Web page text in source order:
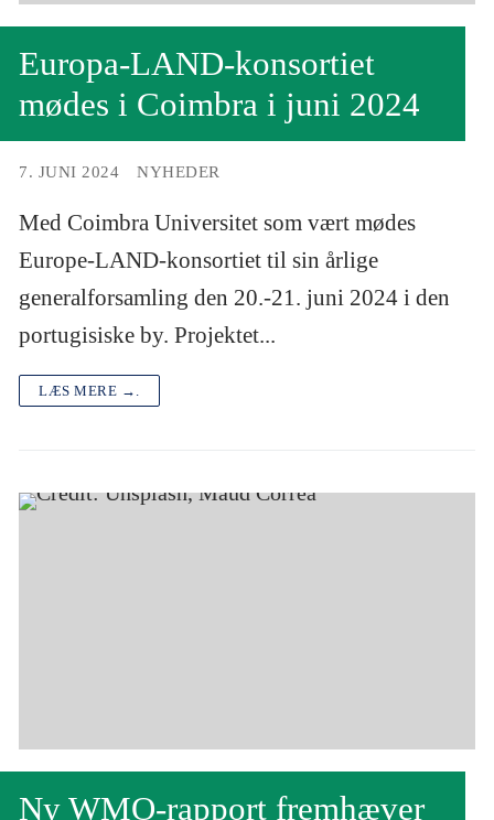
Europa-LAND-konsortiet
mødes i Coimbra i juni 2024
7. JUNI 2024 NYHEDER
Med Coimbra Universitet som vært mødes
Europe-LAND-konsortiet til sin årlige
generalforsamling den 20.-21. juni 2024 i den
portugisiske by. Projektet...
LÆS MERE →.
Ny WMO-rapport fremhæver